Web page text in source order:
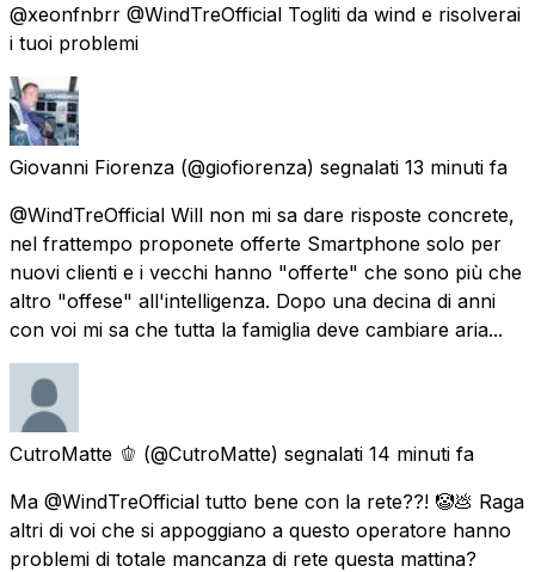
@xeonfnbrr @WindTreOfficial Togliti da wind e risolverai
i tuoi problemi
Giovanni Fiorenza (@giofiorenza) segnalati 13 minuti fa
@WindTreOfficial Will non mi sa dare risposte concrete,
nel frattempo proponete offerte Smartphone solo per
nuovi clienti e i vecchi hanno "offerte" che sono più che
altro "offese" all'intelligenza. Dopo una decina di anni
con voi mi sa che tutta la famiglia deve cambiare aria...
CutroMatte 🫑 (@CutroMatte) segnalati 14 minuti fa
Ma @WindTreOfficial tutto bene con la rete??! 🤡💩 Raga
altri di voi che si appoggiano a questo operatore hanno
problemi di totale mancanza di rete questa mattina?